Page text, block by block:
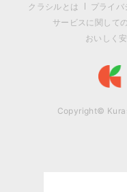
クラシルとは プライバ
サービスに関して
おいしく
Copyright©